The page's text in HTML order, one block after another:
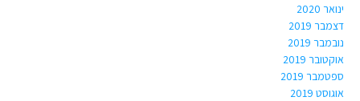
ינואר 2020
דצמבר 2019
נובמבר 2019
אוקטובר 2019
ספטמבר 2019
אוגוסט 2019